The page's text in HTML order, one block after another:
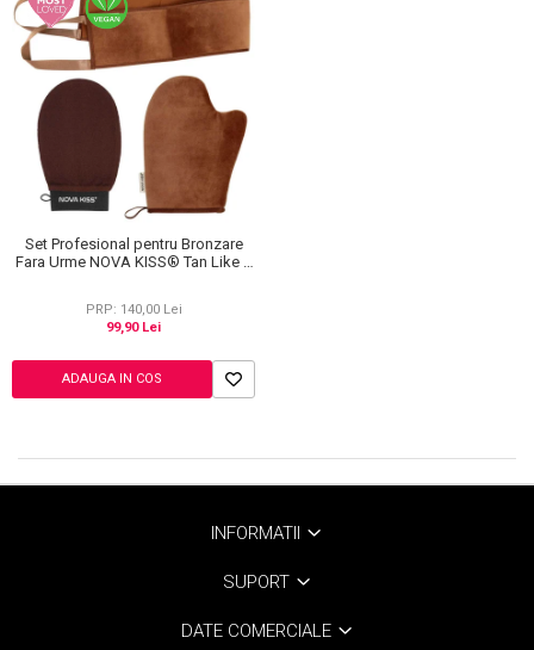
Set Profesional pentru Bronzare
Fara Urme NOVA KISS® Tan Like a
Spate
PRP: 140,00 Lei
99,90 Lei
ADAUGA IN COS
INFORMATII
SUPORT
DATE COMERCIALE